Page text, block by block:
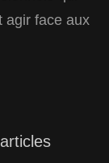
agir face aux